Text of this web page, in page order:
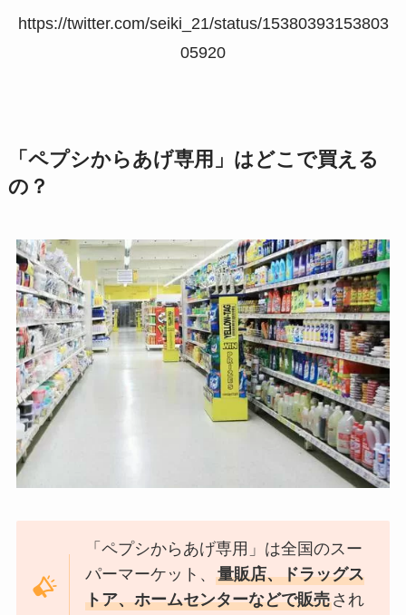
https://twitter.com/seiki_21/status/15380393153803
05920
「ペプシからあげ専用」はどこで買える
の？
「ペプシからあげ専用」は全国のスー
パーマーケット、量販店、ドラッグス
トア、ホームセンターなどで販売され